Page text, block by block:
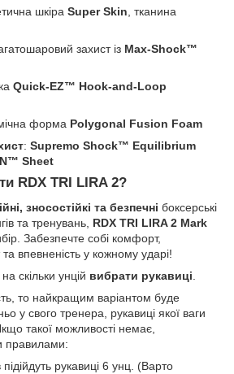
шкіра Super Skin, тканина
захист із Max-Shock™
Quick-EZ™ Hook-and-Loop
форма Polygonal Fusion Foam
: Supremo Shock™ Equilibrium
Sheet
RDX TRI LIRA 2?
зносостійкі та безпечні боксерські
та тренувань, RDX TRI LIRA 2 Mark
Забезпечте собі комфорт,
впевненість у кожному ударі!
скільки унцій вибрати рукавиці
то найкращим варіантом буде
у свого тренера, рукавиці якої ваги
такої можливості немає,
правилами:
рукавиці 6 унц. (Варто